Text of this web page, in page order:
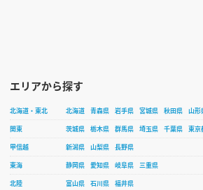
エリアから探す
北海道・東北 北海道 青森県 岩手県 宮城県 秋田県 山形
関東
茨城県 栃木県 群馬県 埼玉県 千葉県 東京
甲信越
新潟県 山梨県
長野県
東海
静岡県 愛知県 岐阜県
三重県
北陸
富山県 石川県
福井県